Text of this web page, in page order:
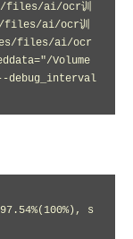
files/ai/ocr训
files/ai/ocr训
files/ai/ocr
Volume
s